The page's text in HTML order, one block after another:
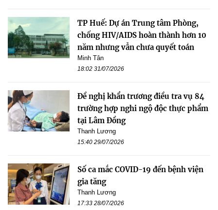
TP Huế: Dự án Trung tâm Phòng,
chống HIV/AIDS hoàn thành hơn 10
năm nhưng vẫn chưa quyết toán
Minh Tân
18:02 31/07/2026
Đề nghị khẩn trương điều tra vụ 84
trường hợp nghi ngộ độc thực phẩm
tại Lâm Đồng
Thanh Lương
15:40 29/07/2026
Số ca mắc COVID-19 đến bệnh viện
gia tăng
Thanh Lương
17:33 28/07/2026